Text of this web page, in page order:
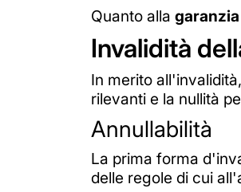
Quanto alla
Invalidità
In merito
rilevanti e la nullità
Annullabilità
La prima forma
delle regole di cui